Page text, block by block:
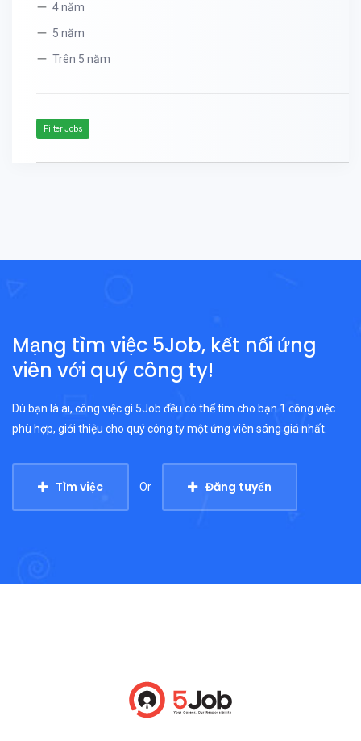
4 năm
5 năm
Trên 5 năm
Filter Jobs
Mạng tìm việc 5Job, kết nối ứng
viên với quý công ty!
Dù bạn là ai, công việc gì 5Job đều có thể tìm cho bạn 1 công việc
phù hợp, giới thiệu cho quý công ty một ứng viên sáng giá nhất.
Tìm việc Or Đăng tuyển